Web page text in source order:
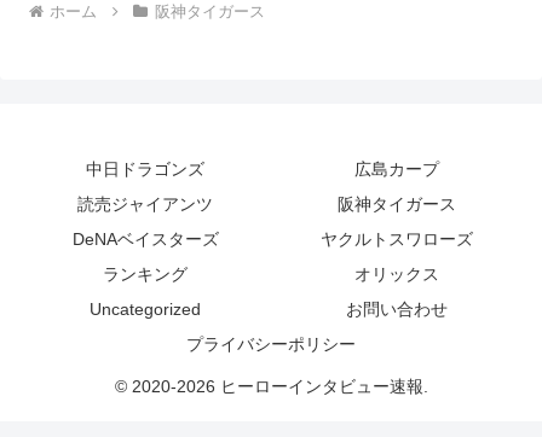
ホーム 阪神タイガース
中日ドラゴンズ
広島カープ
読売ジャイアンツ
阪神タイガース
DeNAベイスターズ
ヤクルトスワローズ
ランキング
オリックス
Uncategorized
お問い合わせ
プライバシーポリシー
© 2020-2026 ヒーローインタビュー速報.